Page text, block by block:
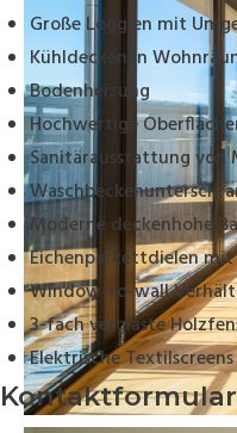
Große Loggien mit
Kühldecken in
Bodenheizung
Hochwertige
Sanitärausstattung von
Moderne deckenhohe
Eichenparkettdielen
Window-to-wall
3-fach verglaste
Elektrische
Kontaktformular